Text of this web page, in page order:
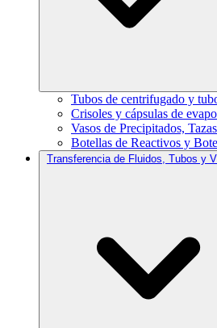
Tubos de centrifugado y
Crisoles y cápsulas de
Vasos de Precipitados,
Botellas de Reactivos y
Transferencia de Fluidos, Tubos y